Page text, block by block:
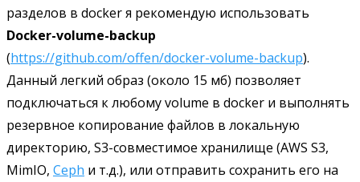
разделов в docker я рекомендую использовать
Docker-volume-backup
(https://github.com/offen/docker-volume-backup).
Данный легкий образ (около 15 мб) позволяет
подключаться к любому volume в docker и выполнять
резервное копирование файлов в локальную
директорию, S3-совместимое хранилище (AWS S3,
MimIO, Ceph и т.д.), или отправить сохранить его на